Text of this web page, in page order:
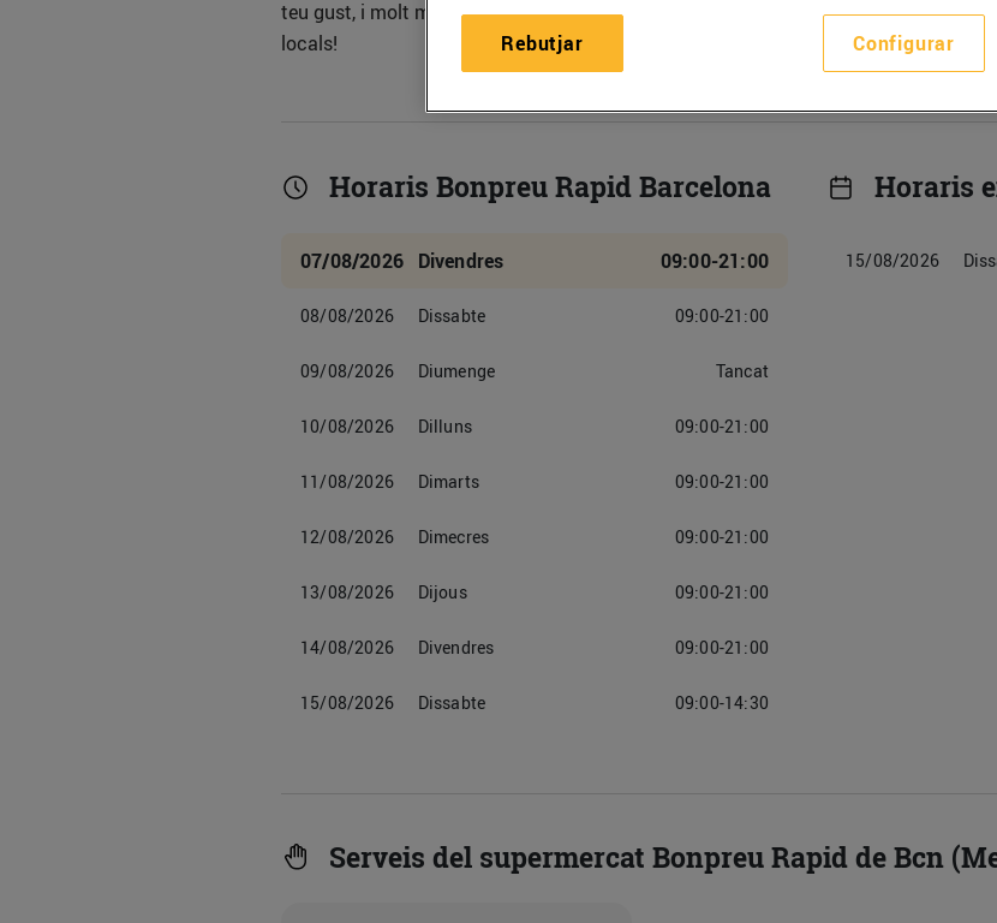
teu gust, i molt més. Visita'ns i descobreix els nostres productes
locals!
Horaris Bonpreu Rapid Barcelona
07/08/2026 Divendres 09:00-21:00
08/08/2026 Dissabte 09:00-21:00
09/08/2026 Diumenge Tancat
10/08/2026 Dilluns 09:00-21:00
11/08/2026 Dimarts 09:00-21:00
12/08/2026 Dimecres 09:00-21:00
13/08/2026 Dijous 09:00-21:00
14/08/2026 Divendres 09:00-21:00
15/08/2026 Dissabte 09:00-14:30
Horaris
15/08/2026
Serveis del supermercat Bonpreu Rapid de Bcn
Configurar
Rebutjar